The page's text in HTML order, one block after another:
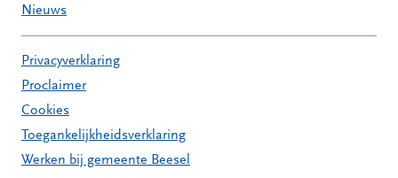
Nieuws
Privacyverklaring
Proclaimer
Cookies
Toegankelijkheidsverklaring
Werken bij gemeente Beesel